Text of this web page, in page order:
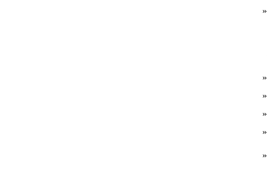
»
»
»
»
»
»